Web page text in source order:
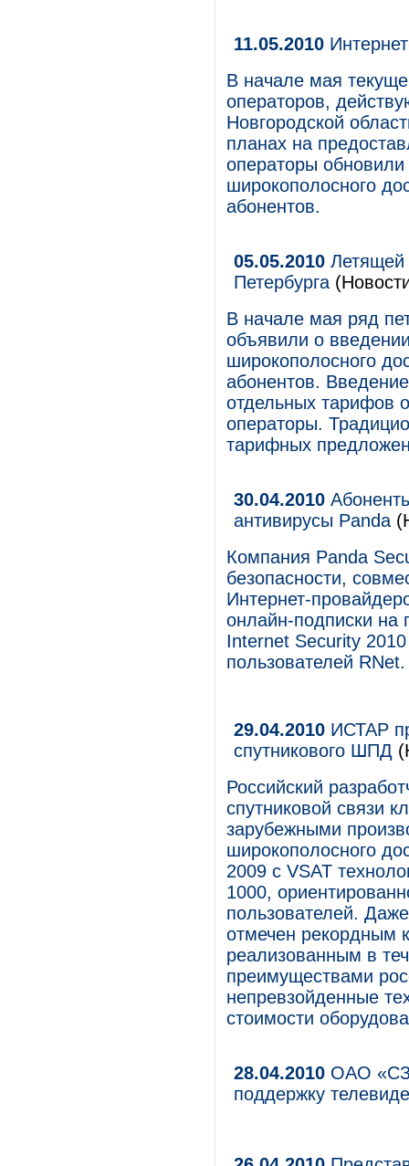
11.05.2010
В начале мая
операторов,
Новгородской
планах на
операторы
широкополосного
абонентов.
05.05.2010 Летящей
Петербурга
В начале мая ряд
объявили о
широкополосного
абонентов.
отдельных тарифов
операторы.
тарифных
30.04.2010
антивирусы Panda
Компания Panda
безопасности,
Интернет-
онлайн-подписки на
Internet Security
пользователей RNet.
29.04.2010 ИСТАР
спутникового ШПД
Российский
спутниковой связи
зарубежными
широкополосного
2009 с VSAT
1000,
пользователей.
отмечен рекордным
реализованным в
преимуществами
непревзойденные
стоимости
28.04.2010 ОАО
поддержку